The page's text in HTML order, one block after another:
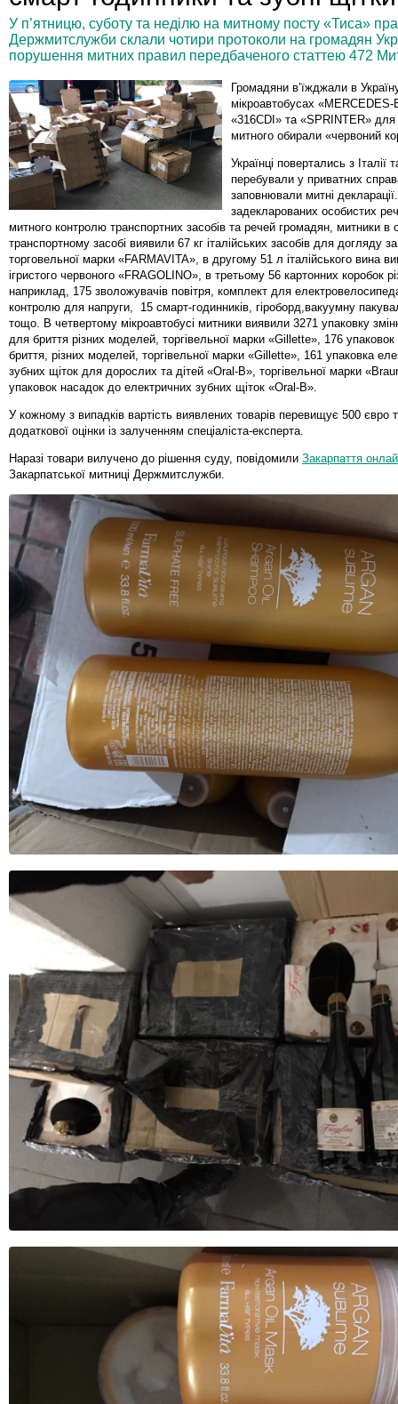
У п’ятницю, суботу та неділю на митному посту «Тиса»
Держмитслужби склали чотири протоколи на громадян
порушення митних правил передбаченого статтею 472
Громадяни в’їжджали в
мікроавтобусах
«316CDI» та «SPRINTER»
митного обирали «червоний
Українці повертались з Італії
перебували у приватних
заповнювали митні
задекларованих особистих
митного контролю транспортних засобів та речей громадян, митники в
транспортному засобі виявили 67 кг італійських засобів для догляду
торговельної марки «FARMAVITA», в другому 51 л італійського вина
ігристого червоного «FRAGOLINO», в третьому 56 картонних коробок
наприклад, 175 зволожувачів повітря, комплект для
контролю для напруги, 15 смарт-годинників, гіроборд,вакуумну
тощо. В четвертому мікроавтобусі митники виявили 3271 упаковку
для бриття різних моделей, торгівельної марки «Gillette», 176 упаковок
бриття, різних моделей, торгівельної марки «Gillette», 161 упаковка
зубних щіток для дорослих та дітей «Oral-B», торгівельної марки
упаковок насадок до електричних зубних щіток «Oral-B».
У кожному з випадків вартість виявлених товарів перевищує 500 євро
додаткової оцінки із залученням спеціаліста-експерта.
Наразі товари вилучено до рішення суду, повідомили Закарпаття
Закарпатської митниці Держмитслужби.